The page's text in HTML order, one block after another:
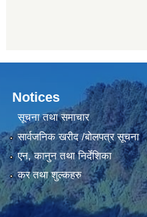
Notices
सूचना तथा समाचार
सार्वजनिक खरीद /बोलपत्र सूचना
एन, कानुन तथा निर्देशिका
कर तथा शुल्कहरु